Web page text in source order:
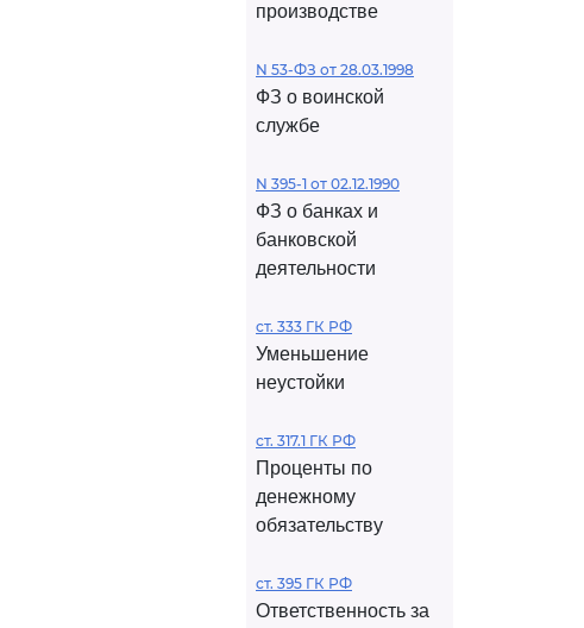
производстве
N 53-ФЗ от 28.03.1998
ФЗ о воинской
службе
N 395-1 от 02.12.1990
ФЗ о банках и
банковской
деятельности
ст. 333 ГК РФ
Уменьшение
неустойки
ст. 317.1 ГК РФ
Проценты по
денежному
обязательству
ст. 395 ГК РФ
Ответственность за